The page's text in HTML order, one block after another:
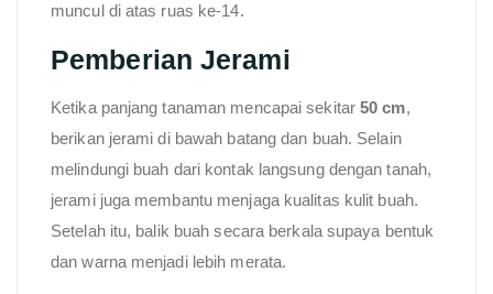
muncul di atas ruas ke-14.
Pemberian Jerami
Ketika panjang tanaman mencapai sekitar 50 cm,
berikan jerami di bawah batang dan buah. Selain
melindungi buah dari kontak langsung dengan tanah,
jerami juga membantu menjaga kualitas kulit buah.
Setelah itu, balik buah secara berkala supaya bentuk
dan warna menjadi lebih merata.